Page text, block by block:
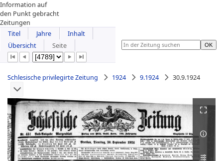
Information auf
den Punkt gebracht
Zeitungen
Titel
Jahre
Inhalt
Übersicht
Seite
Schlesische privilegirte Zeitung 1924 9.1924 30.9.1924